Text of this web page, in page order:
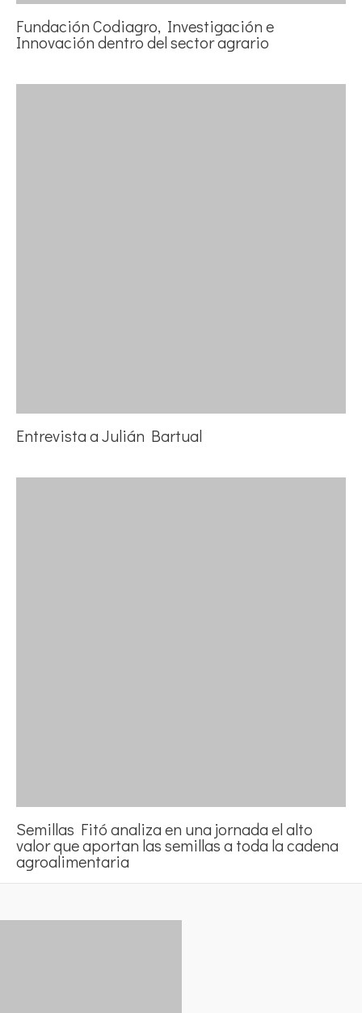
Fundación Codiagro, Investigación e
Innovación dentro del sector agrario
Entrevista a Julián Bartual